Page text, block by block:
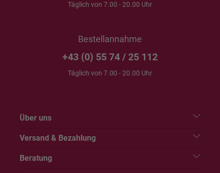
Täglich von 7.00 - 20.00 Uhr
Bestellannahme
+43 (0) 55 74 / 25 112
Täglich von 7.00 - 20.00 Uhr
Über uns
Versand & Bezahlung
Beratung